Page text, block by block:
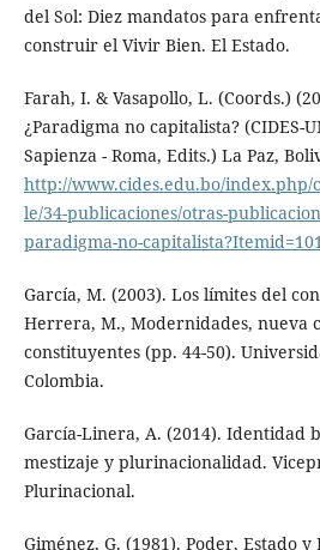
del Sol: Diez mandatos para
construir el Vivir Bien. El Estado.
Farah, I. & Vasapollo, L. (Coords.)
¿Paradigma no capitalista? (CIDES-
Sapienza - Roma, Edits.) La Paz,
http://www.cides.edu.bo/
le/34-publicaciones/otras-
paradigma-no-capitalista?Itemid=101
García, M. (2003). Los límites del
Herrera, M., Modernidades, nueva
constituyentes (pp. 44-50).
Colombia.
García-Linera, A. (2014). Identidad
mestizaje y plurinacionalidad.
Plurinacional.
Giménez, G. (1981). Poder, Estado y